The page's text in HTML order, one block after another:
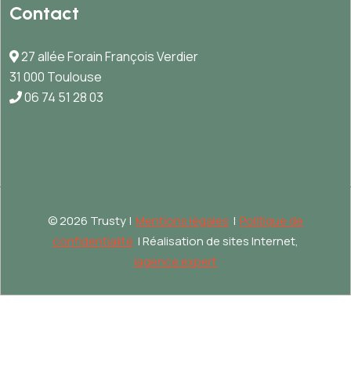
Contact
27 allée Forain François Verdier
31 000 Toulouse
06 74 51 28 03
©2026 Trusty | Mentions légales | Politique de
confidentialité | Réalisation de sites Internet,
lagence.expert